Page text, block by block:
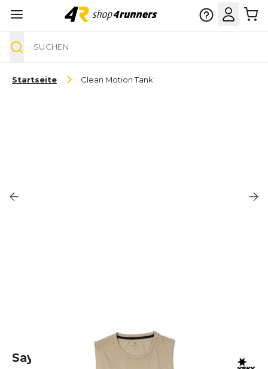
Startseite Clean Motion Tank
Saysky Clean Motion Tank